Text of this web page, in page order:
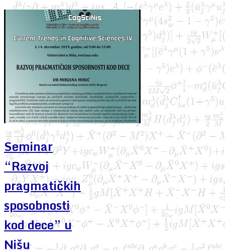
Seminar
“Razvoj
pragmatičkih
sposobnosti
kod dece” u
Nišu